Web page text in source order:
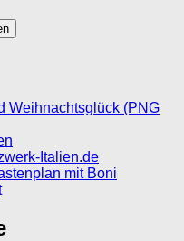
Weihnachtsglück (PNG
Italien.de
mit Boni